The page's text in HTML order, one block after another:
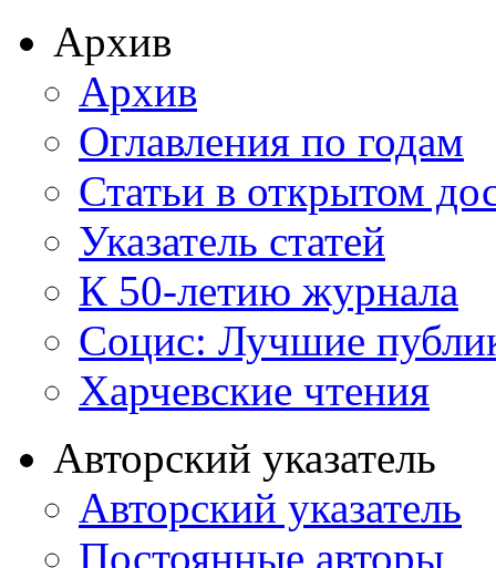
Архив
Архив
Оглавления по годам
Статьи в открытом
Указатель статей
К 50-летию журнала
Социс: Лучшие
Харчевские чтения
Авторский указатель
Авторский указатель
Постоянные авторы